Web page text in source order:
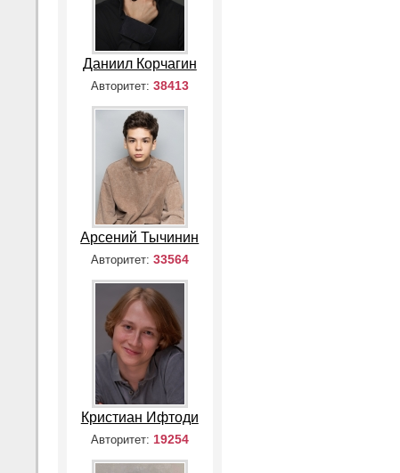
Даниил Корчагин
Авторитет: 38413
Арсений Тычинин
Авторитет: 33564
Кристиан Ифтоди
Авторитет: 19254